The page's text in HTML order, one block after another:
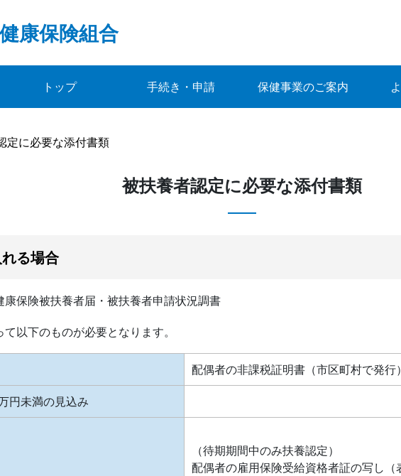
康保険組合
トップ 手続き・申請 保健事業のご案内
定に必要な添付書類
被扶養者認定に必要な添付書類
る場合
康保険被扶養者届・被扶養者申請状況調書
以下のものが必要となります。
配偶者の非課税証明書（市区町村で発行
円未満の見込み
（待期期間中のみ扶養認定）
配偶者の雇用保険受給資格者証の写し（